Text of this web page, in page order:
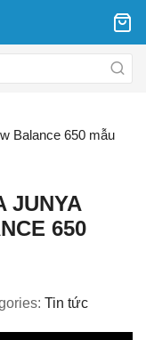
Balance 650 mẫu
JUNYA
650
Tin tức